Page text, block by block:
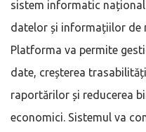
sistem informatic
datelor și informațiilor de
Platforma va permite
date, creșterea
raportărilor și reducerea
economici. Sistemul va